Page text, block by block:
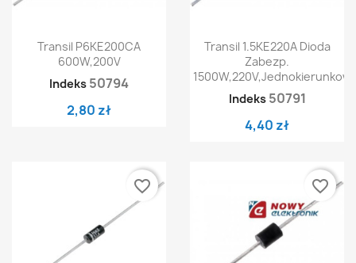
Transil P6KE200CA
600W,200V
Indeks 50794
2,80 zł
Transil 1.5KE220A Dioda
Zabezp.
Indeks 50791
4,40 zł
favorite_border favorite_border